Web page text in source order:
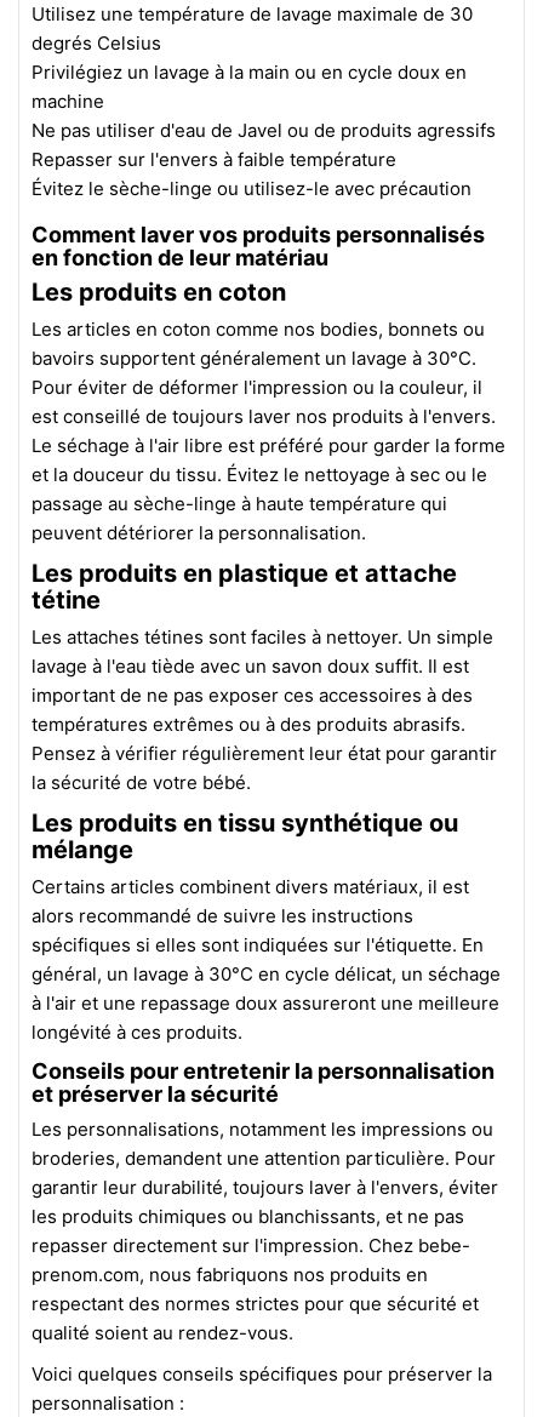
Utilisez une température de lavage maximale de 30
degrés Celsius
Privilégiez un lavage à la main ou en cycle doux en
machine
Ne pas utiliser d'eau de Javel ou de produits agressifs
Repasser sur l'envers à faible température
Évitez le sèche-linge ou utilisez-le avec précaution
Comment laver vos produits personnalisés
en fonction de leur matériau
Les produits en coton
Les articles en coton comme nos bodies, bonnets ou
bavoirs supportent généralement un lavage à 30°C.
Pour éviter de déformer l'impression ou la couleur, il
est conseillé de toujours laver nos produits à l'envers.
Le séchage à l'air libre est préféré pour garder la forme
et la douceur du tissu. Évitez le nettoyage à sec ou le
passage au sèche-linge à haute température qui
peuvent détériorer la personnalisation.
Les produits en plastique et attache
tétine
Les attaches tétines sont faciles à nettoyer. Un simple
lavage à l'eau tiède avec un savon doux suffit. Il est
important de ne pas exposer ces accessoires à des
températures extrêmes ou à des produits abrasifs.
Pensez à vérifier régulièrement leur état pour garantir
la sécurité de votre bébé.
Les produits en tissu synthétique ou
mélange
Certains articles combinent divers matériaux, il est
alors recommandé de suivre les instructions
spécifiques si elles sont indiquées sur l'étiquette. En
général, un lavage à 30°C en cycle délicat, un séchage
à l'air et une repassage doux assureront une meilleure
longévité à ces produits.
Conseils pour entretenir la personnalisation
et préserver la sécurité
Les personnalisations, notamment les impressions ou
broderies, demandent une attention particulière. Pour
garantir leur durabilité, toujours laver à l'envers, éviter
les produits chimiques ou blanchissants, et ne pas
repasser directement sur l'impression. Chez bebe-
prenom.com, nous fabriquons nos produits en
respectant des normes strictes pour que sécurité et
qualité soient au rendez-vous.
Voici quelques conseils spécifiques pour préserver la
personnalisation :